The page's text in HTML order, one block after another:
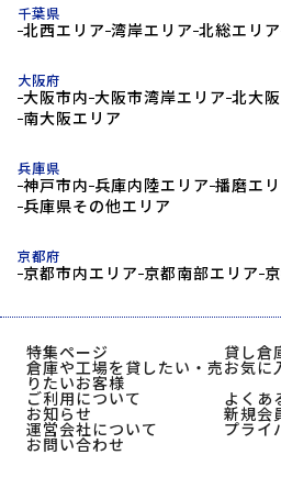
千葉県
北西エリア 湾岸エリア 北総エリア
大阪府
大阪市内 大阪市湾岸エリア 北大
南大阪エリア
兵庫県
神戸市内 兵庫内陸エリア 播磨エ
兵庫県その他エリア
京都府
京都市内エリア 京都南部エリア
特集ページ 貸し倉
倉庫や工場を貸したい・売
りたいお客様
お気に
ご利用について
よくあ
お知らせ 新規会
運営会社について プライ
お問い合わせ